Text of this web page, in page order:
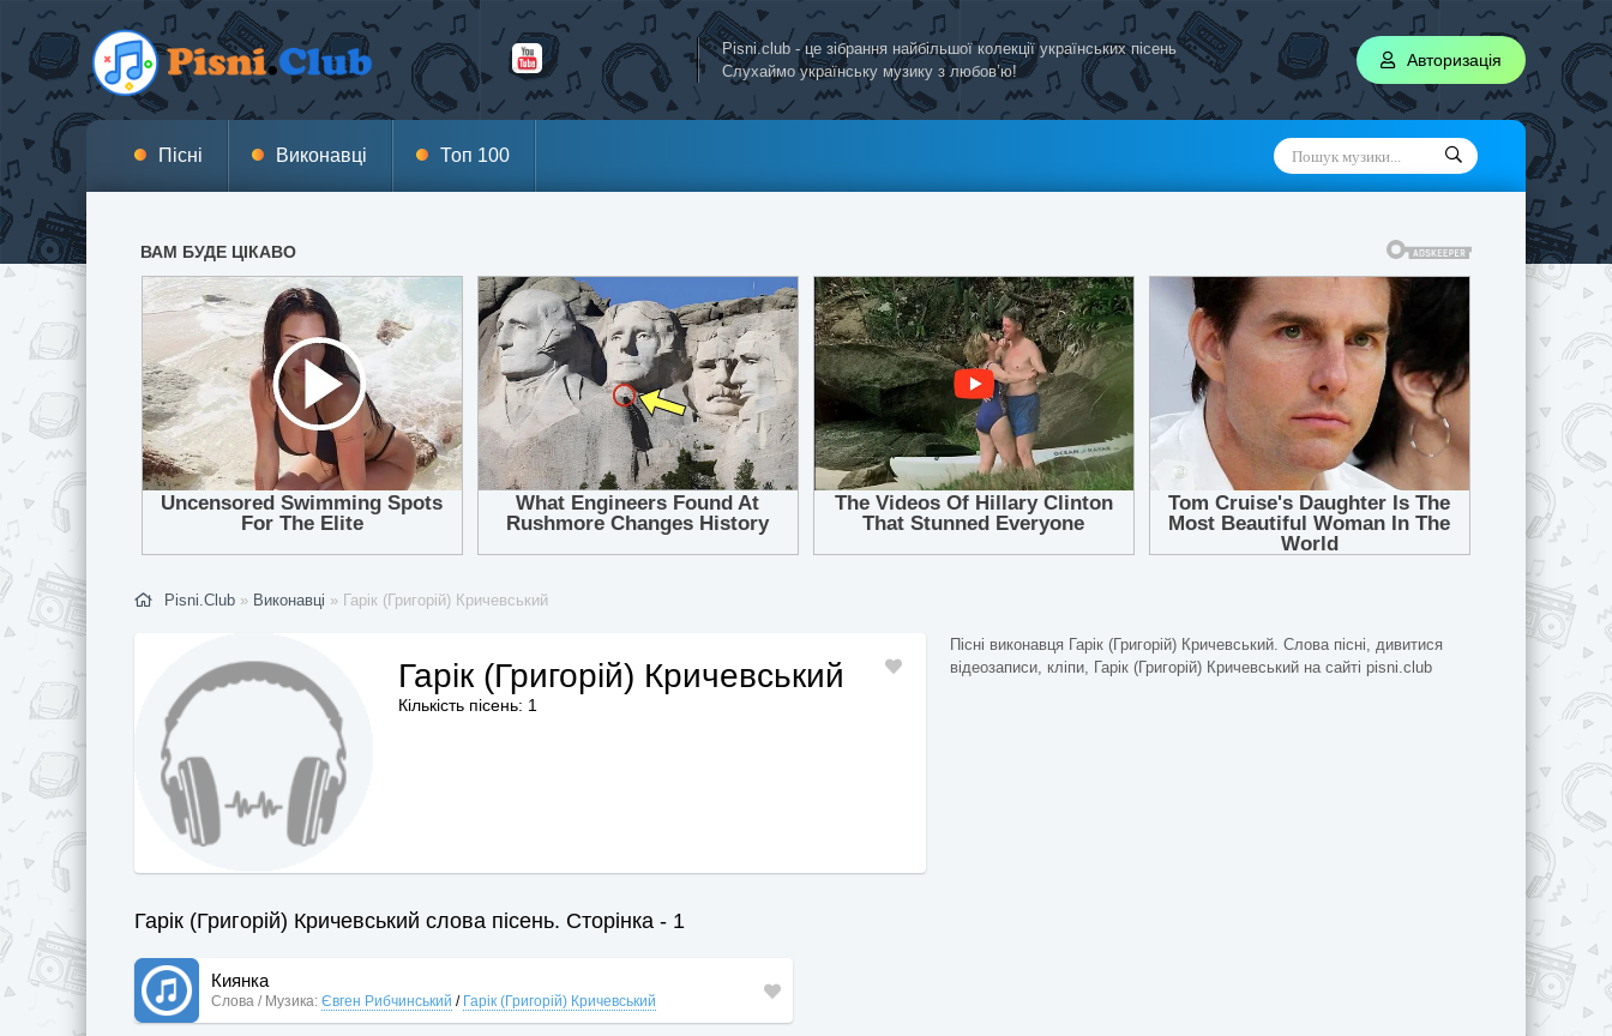
Pisni.club - це зібрання найбільшої колекції українських пісень
Слухаймо українську музику з любов’ю!
Авторизація
Пісні Виконавці Топ 100
Pisni.Club » Виконавці » Гарік (Григорій) Кричевський
Гарік (Григорій) Кричевський
Кількість пісень: 1
Пісні виконавця Гарік (Григорій) Кричевський. Слова пісні, дивитися
відеозаписи, кліпи, Гарік (Григорій) Кричевський на сайті pisni.club
Гарік (Григорій) Кричевський слова пісень. Сторінка - 1
Киянка
Слова / Музика: Євген Рибчинський / Гарік (Григорій) Кричевський